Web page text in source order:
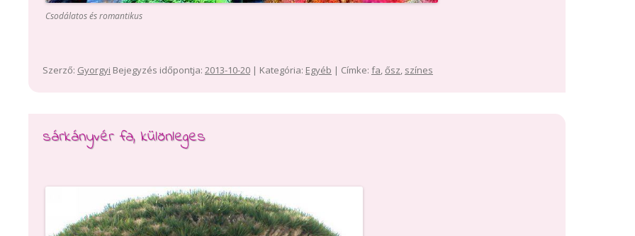
Csodálatos és romantikus
Szerző: Gyorgyi Bejegyzés időpontja: 2013-10-20 | Kategória: Egyéb | Címke: fa,ősz, színes
sárkányvér fa, különleges